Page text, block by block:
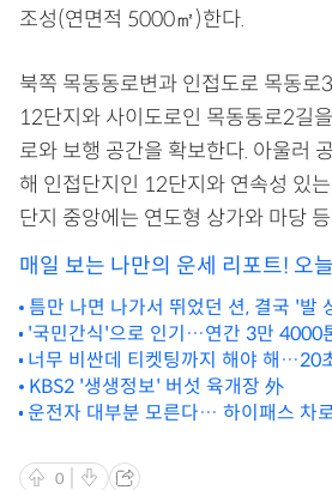
조성(연면적 5000㎡)한다.
북쪽 목동동로변과 인접도로 목동로
12단지와 사이도로인 목동동로2길
로와 보행 공간을 확보한다. 아울러
해 인접단지인 12단지와 연속성 있
단지 중앙에는 연도형 상가와 마당
매일 보는 나만의 운세 리포트! 오
틈만 나면 나가서 뛰었던 션, 결국 '발
'국민간식'으로 인기…연간 3만 4000
본격 수확
너무 비싼데 티켓팅까지 해야 해…20
기 폭발 과일'
KBS2 '생생정보' 버섯 육개장 外
운전자 대부분 모른다… 하이패스 차
0